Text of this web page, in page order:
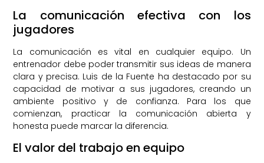
La comunicación efectiva con los
jugadores
La comunicación es vital en cualquier equipo. Un
entrenador debe poder transmitir sus ideas de manera
clara y precisa. Luis de la Fuente ha destacado por su
capacidad de motivar a sus jugadores, creando un
ambiente positivo y de confianza. Para los que
comienzan, practicar la comunicación abierta y
honesta puede marcar la diferencia.
El valor del trabajo en equipo